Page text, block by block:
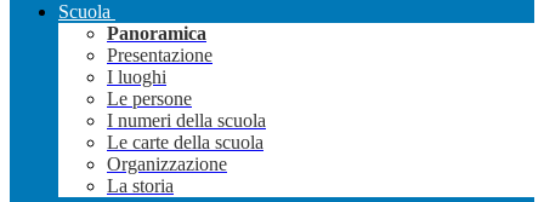
Scuola
Panoramica
Presentazione
I luoghi
Le persone
I numeri della scuola
Le carte della scuola
Organizzazione
La storia